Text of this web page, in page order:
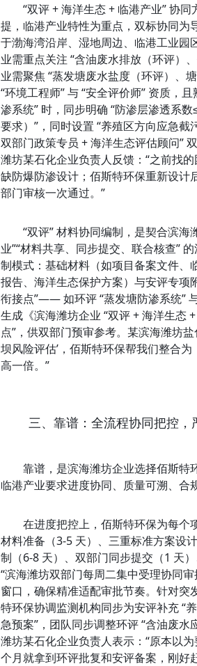
“双评 + 海洋生态 + 临港产业” 协
提，临港产业特性为重点，双标协同为
于渤海湾沿岸、湿地周边、临港工业
业需重点关注 “含油废水排放（环评）
业需聚焦 “蒸发塘废水盐度（环评）、
“环境工程师” 与 “安全评价师” 资质，
渗系统” 时，同步明确 “防渗层渗透系
要求）”，同时设置 “养殖区方向应急
双部门政策专员 + 海洋生态评估顾问”
潍坊某石化企业负责人反馈：“之前找
缺防爆防渗设计；佰斯特环保重新设计
部门审核一次通过。”
“双评” 材料协同编制，是契合滨
业”“材料共享、同步提交、联合核查”
制模式：基础材料（如项目备案文件
报告、海洋生态保护方案）与安评专项
衔接点”—— 如环评 “蒸发塘防渗系统”
生成《滨海潍坊企业 “双评 + 海洋生态
点”，供双部门预审参考。某滨海潍坊
坝风险评估’，佰斯特环保帮我们整合
高一倍。”
三、靠谱：全流程协同把控，
靠谱，是滨海潍坊企业选择佰斯特
临港产业要求进度协同、质量可溯、合
在进度把控上，佰斯特环保为每个
材料准备（3-5 天）、三重标准方案设
制（6-8 天）、双部门同步提交（1 天
“滨海潍坊双部门每周二集中受理协同审
窗口，确保精准适配审批节奏。针对突
特环保协调监测机构同步为安评补充 “
急预案”，团队同步调整环评 “含油废
潍坊某石化企业负责人表示：“原本以
个月就拿到环评批复和安评备案，刚好